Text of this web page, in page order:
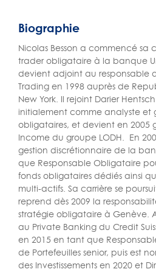
Biographie
Nicolas Besson a commencé sa
trader obligataire à la banque
devient adjoint au responsable
Trading en 1998 auprès de
New York. Il rejoint Darier
initialement comme analyste et
obligataires, et devient en 2005
Income du groupe LODH. En
gestion discrétionnaire de la
que Responsable Obligataire
fonds obligataires dédiés ainsi
multi-actifs. Sa carrière se
reprend dès 2009 la
stratégie obligataire à Genève.
au Private Banking du Credit
en 2015 en tant que
de Portefeuilles senior, puis est
des Investissements en 2020 et